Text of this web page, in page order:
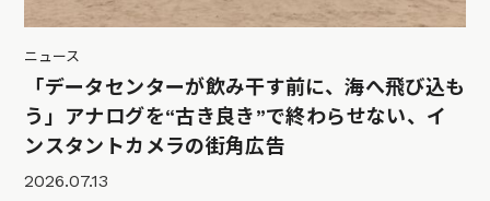
ニュース
「データセンターが飲み干す前に、海へ飛び込も
う」アナログを“古き良き”で終わらせない、イ
ンスタントカメラの街角広告
2026.07.13